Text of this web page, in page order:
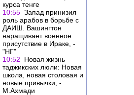
курса тенге
10:55 Запад принизил
роль арабов в борьбе с
ДАИШ. Вашингтон
наращивает военное
присутствие в Ираке, -
"НГ"
10:52
Новая жизнь
таджикских люли: Новая
школа, новая столовая и
новые привычки, -
М.Ахмади